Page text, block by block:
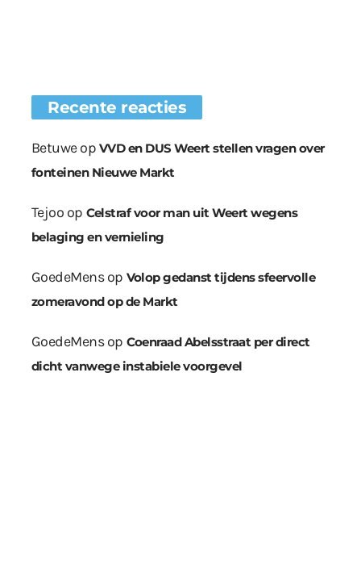
Recente reacties
Betuweop VVD en DUS Weert stellen vragen over
fonteinen Nieuwe Markt
Tejoo op Celstraf voor man uit Weert wegens
belaging en vernieling
GoedeMensop Volop gedanst tijdens sfeervolle
zomeravond op de Markt
GoedeMensop Coenraad Abelsstraat per direct
dicht vanwege instabiele voorgevel